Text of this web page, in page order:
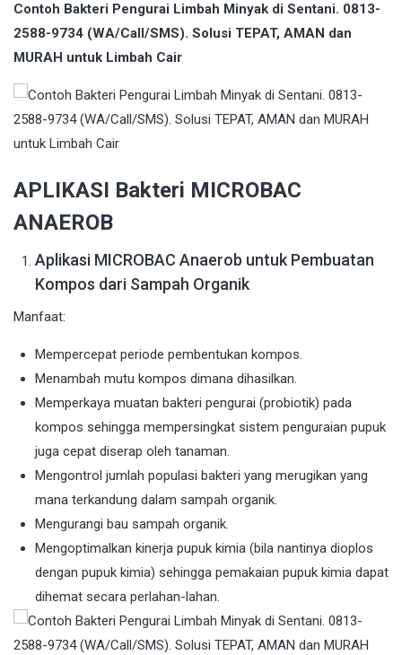
Contoh Bakteri Pengurai Limbah Minyak di Sentani. 0813-
2588-9734 (WA/Call/SMS). Solusi TEPAT, AMAN dan
MURAH untuk Limbah Cair
APLIKASI Bakteri MICROBAC
ANAEROB
Aplikasi MICROBAC Anaerob untuk Pembuatan
Kompos dari Sampah Organik
Manfaat:
Mempercepat periode pembentukan kompos.
Menambah mutu kompos dimana dihasilkan.
Memperkaya muatan bakteri pengurai (probiotik) pada
kompos sehingga mempersingkat sistem penguraian pupuk
juga cepat diserap oleh tanaman.
Mengontrol jumlah populasi bakteri yang merugikan yang
mana terkandung dalam sampah organik.
Mengurangi bau sampah organik.
Mengoptimalkan kinerja pupuk kimia (bila nantinya dioplos
dengan pupuk kimia) sehingga pemakaian pupuk kimia dapat
dihemat secara perlahan-lahan.